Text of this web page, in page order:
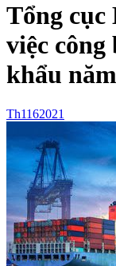
Tổng
việc công
khẩu
Th1162021